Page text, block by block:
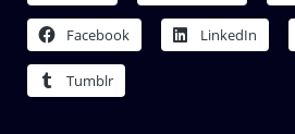
Facebook LinkedIn
Tumblr